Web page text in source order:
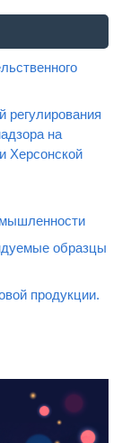
регулирования
на
Херсонской
образцы
продукции.